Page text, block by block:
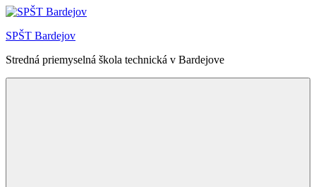
Skip
content
SPŠT Bardejov
Stredná priemyselná škola technická v Bardejove